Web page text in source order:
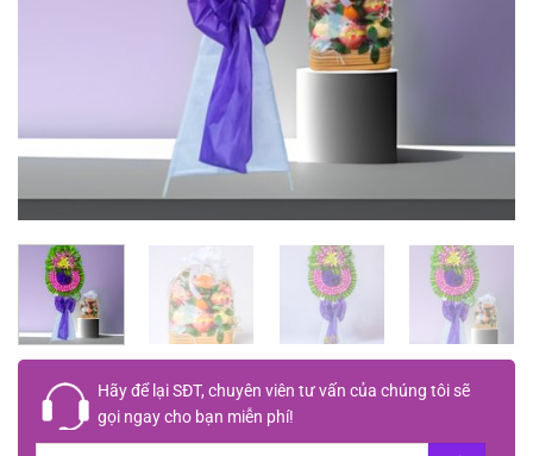
Hãy để lạiSĐT, chuyên viên tư vấn của chúng tôi sẽ
gọi ngay cho bạn miễn phí!